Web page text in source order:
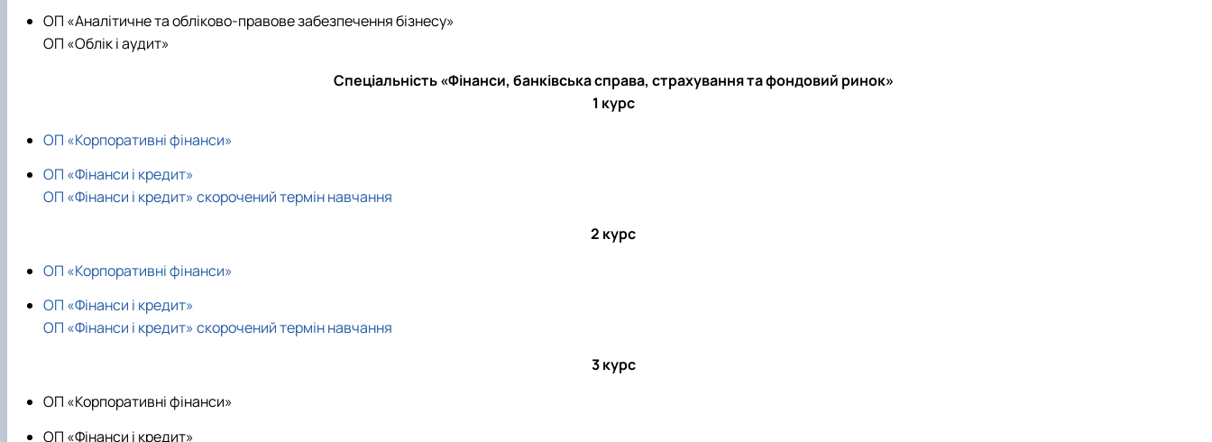
ОП «Аналітичне та обліково-правове забезпечення бізнесу»
ОП «Облік і аудит»
Спеціальність «Фінанси, банківська справа, страхування та фондовий ринок»
1 курс
ОП «Корпоративні фінанси»
ОП «Фінанси і кредит»
ОП «Фінанси і кредит» скорочений термін навчання
2 курс
ОП «Корпоративні фінанси»
ОП «Фінанси і кредит»
ОП «Фінанси і кредит» скорочений термін навчання
3 курс
ОП «Корпоративні фінанси»
ОП «Фінанси і кредит»